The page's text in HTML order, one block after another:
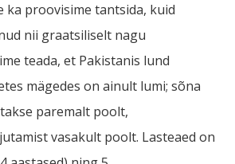
ka proovisime tantsida, kuid
nii graatsiliselt nagu
teada, et Pakistanis lund
mägedes on ainult lumi; sõna
paremalt poolt,
vasakult poolt. Lasteaed on